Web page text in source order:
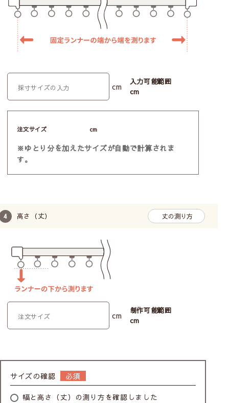
cm
入力可能範囲
cm
注文サイズ cm
※ゆとり分を加えたサイズが自動で計算されま
す。
高さ（丈） 丈の測り方
cm
制作可能範囲
cm
サイズの確認
幅と高さ（丈）の測り方を確認しました